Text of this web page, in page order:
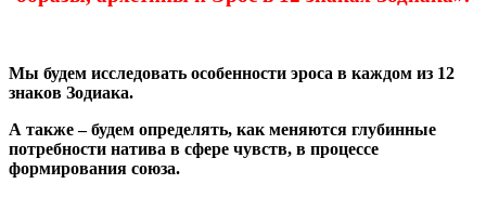
Мы будем исследовать особенности эроса в каждом из 12
знаков Зодиака.
А также – будем определять, как меняются глубинные
потребности натива в сфере чувств, в процессе
формирования союза.